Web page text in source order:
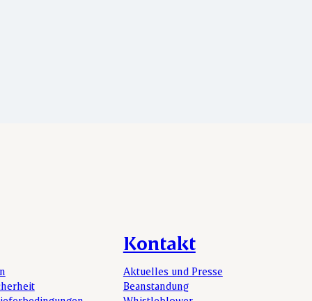
Kontakt
Aktuelles und Presse
Beanstandung